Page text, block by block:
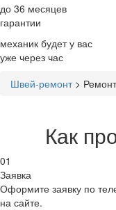
до 36 месяцев
гарантии
механик будет у вас
уже через час
Швей-ремонт>
Как
01
Заявка
Оформите заявку по
на сайте.